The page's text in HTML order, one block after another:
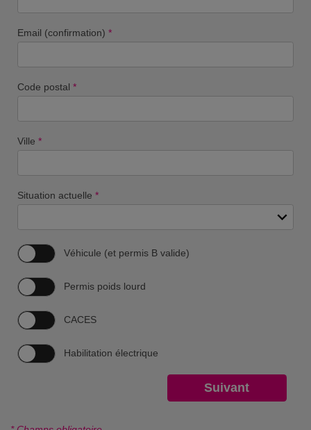
Email (confirmation) *
Code postal *
Ville *
Situation actuelle *
Véhicule (et permis B valide)
Permis poids lourd
CACES
Habilitation électrique